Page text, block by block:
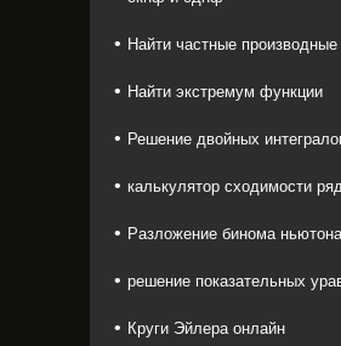
Найти частные производные
Найти экстремум функции
Решение двойных
калькулятор сходимости
Разложение бинома
решение показательных
Круги Эйлера онлайн